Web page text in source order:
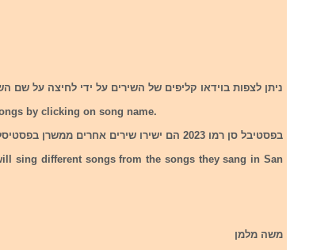
ניתן לצפות בוידאו קליפים של השירים על ידי לחיצה על שם
by clicking on song name.
בפסטיבל סן רמו 2023 הם ישירו שירים אחרים ממשרן בפסטיסל סן רמו לצעירים.
sing different songs from the songs they sang in San
משה מלמן